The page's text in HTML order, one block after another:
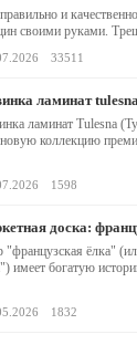
и
своими руками.
33511
ламинат
ламинат Tulesna
коллекцию
1598
доска:
"французская ёлка"
имеет богатую
1832